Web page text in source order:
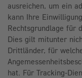
ausreichen, um ein
kann Ihre
Rechtsgrundlage für
Dies gilt mitunter
Drittländer, für
hat. Für Tracking-